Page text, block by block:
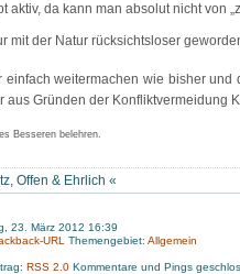
aktiv, da kann man absolut nicht von
mit der Natur rücksichtsloser
einfach weitermachen wie bisher
aus Gründen der Konfliktvermeidung
Besseren belehren.
, Offen & Ehrlich «
23. März 2012 16:39
URL Themengebiet: Allgemein
RSS 2.0 Kommentare und Pings